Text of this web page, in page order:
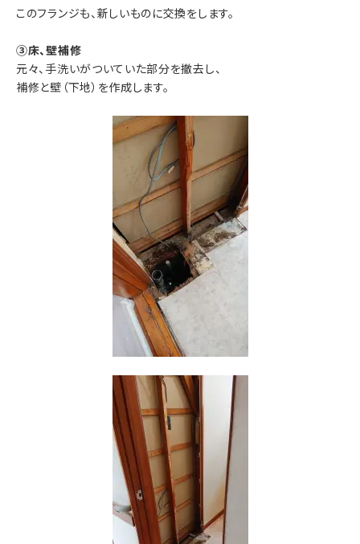
このフランジも、新しいものに交換をします。
③床、壁補修
元々、手洗いがついていた部分を撤去し、
補修と壁（下地）を作成します。